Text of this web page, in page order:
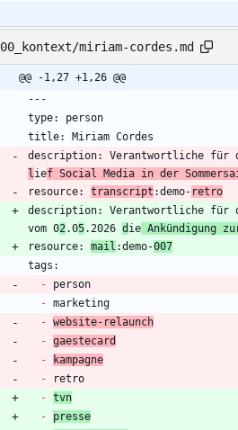
00_kontext/miriam-cordes.md
@@ -1,27 +1,26 @@
description: Verantwortliche für
lief Social Media in der
resource: transcript :demo- retro
description: Verantwortliche für
vom 02.05.2026 d ie Ankündigung
resource: mail :demo-007
-
-
- website-relaunch
- gaestecard
-
kampagne
-
- tvn
-
presse